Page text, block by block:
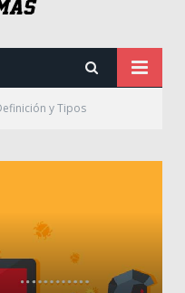
y Tipos